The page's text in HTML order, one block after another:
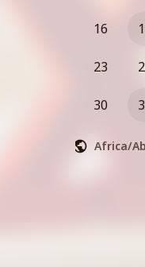
Es grüßen
Fabian und
16
23
30
Africa/